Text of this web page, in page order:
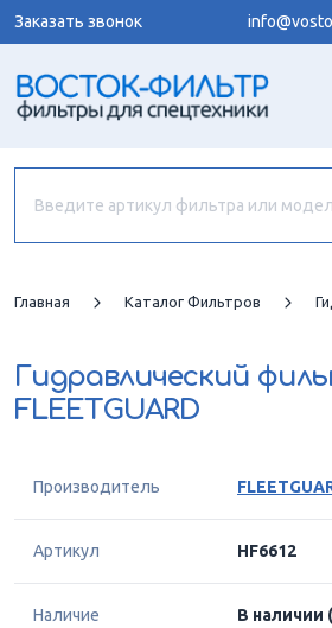
Заказать звонок
Главная Каталог Фильтров
Гидравлический
FLEETGUARD
Производитель
Артикул HF6612
Наличие В наличии